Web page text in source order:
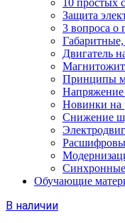
10 простых
Защита
3 вопроса о
Двигатель
Принципы
Напряжение
Новинки на
Снижение
Синхронные
Обучающие
В наличии